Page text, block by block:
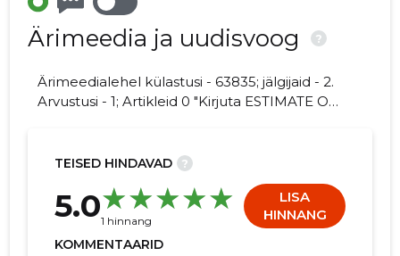
Ärimeedia ja uudisvoog ?
Ärimeedialehel külastusi - 63835; jälgijaid - 2.
Arvustusi - 1; Artikleid 0 "Kirjuta ESTIMATE OÜ
TEISED HINDAVAD ?
5.01 hinnang
LISA
HINNANG
KOMMENTAARID